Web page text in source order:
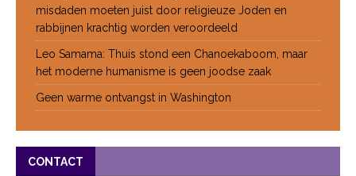
misdaden moeten juist door religieuze Joden en
rabbijnen krachtig worden veroordeeld
Leo Samama: Thuis stond een Chanoekaboom, maar
het moderne humanisme is geen joodse zaak
Geen warme ontvangst in Washington
CONTACT